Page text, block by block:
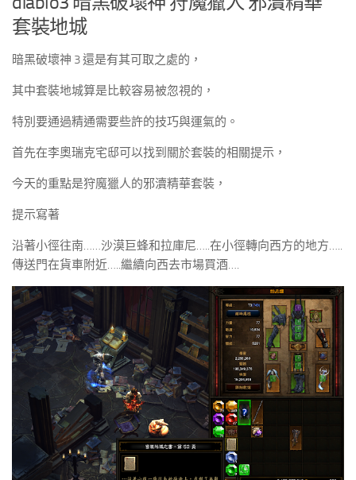
套裝地城
暗黑破壞神 3 還是有其可取之處的，
其中套裝地城算是比較容易被忽視的，
特別要通過精通需要些許的技巧與運氣的。
首先在李奧瑞克宅邸可以找到關於套裝的相關提示，
今天的重點是狩魔獵人的邪瀆精華套裝，
提示寫著
沿著小徑往南……沙漠巨蜂和拉庫尼…..在小徑轉向西方的地方…..
傳送門在貨車附近…..繼續向西去市場買酒….